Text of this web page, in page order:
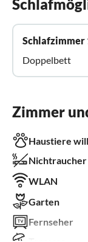
Schlafzimmer
Doppelbett
Zimmer
Haustiere
Nichtraucher
WLAN
Garten
Fernseher